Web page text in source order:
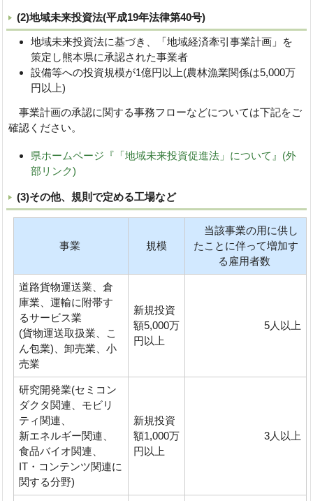
(2)地域未来投資法(平成19年法律第40号)
地域未来投資法に基づき、「地域経済牽引事業計画」を
策定し熊本県に承認された事業者
設備等への投資規模が1億円以上(農林漁業関係は5,000万
円以上)
事業計画の承認に関する事務フローなどについては下記をご
確認ください。
県ホームページ『「地域未来投資促進法」について』(外
部リンク)
(3)その他、規則で定める工場など
事業 規模
当該事業の用に供し
たことに伴って増加す
る雇用者数
道路貨物運送業、倉
庫業、運輸に附帯す
るサービス業
(貨物運送取扱業、こ
ん包業)、卸売業、小
売業
新規投資
額5,000万
円以上
5人以上
研究開発業(セミコン
ダクタ関連、モビリ
ティ関連、
新エネルギー関連、
食品バイオ関連、
IT・コンテンツ関連に
関する分野)
新規投資
額1,000万
円以上
3人以上